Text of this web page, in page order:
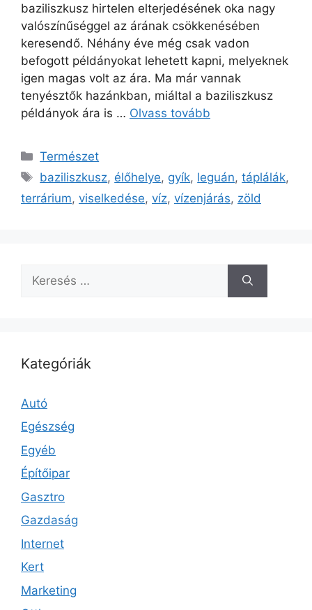
baziliszkusz hirtelen elterjedésének oka nagy
valószínűséggel az árának csökkenésében
keresendő. Néhány éve még csak vadon
befogott példányokat lehetett kapni, melyeknek
igen magas volt az ára. Ma már vannak
tenyésztők hazánkban, miáltal a baziliszkusz
példányok ára is … Olvass tovább
Kategória
Természet
Címkék
baziliszkusz, élőhelye, gyík, leguán,táplálák,
terrárium, viselkedése, víz, vízenjárás, zöld
Keresés:
Kategóriák
Autó
Egészség
Egyéb
Építőipar
Gasztro
Gazdaság
Internet
Kert
Marketing